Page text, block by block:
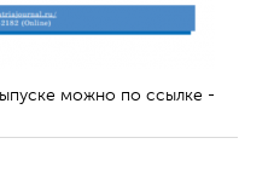
можно по ссылке -